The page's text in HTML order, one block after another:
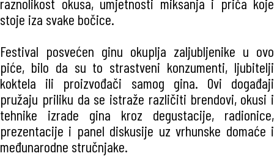
stoje iza svake bočice.
Festival posvećen ginu okuplja zaljubljenike u ovo
piće, bilo da su to strastveni konzumenti, ljubitelji
koktela ili proizvođači samog gina. Ovi događaji
pružaju priliku da se istraže različiti brendovi, okusi i
tehnike izrade gina kroz degustacije, radionice,
prezentacije i panel diskusije uz vrhunske domaće i
međunarodne stručnjake.